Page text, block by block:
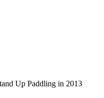
Up Paddling in 2013